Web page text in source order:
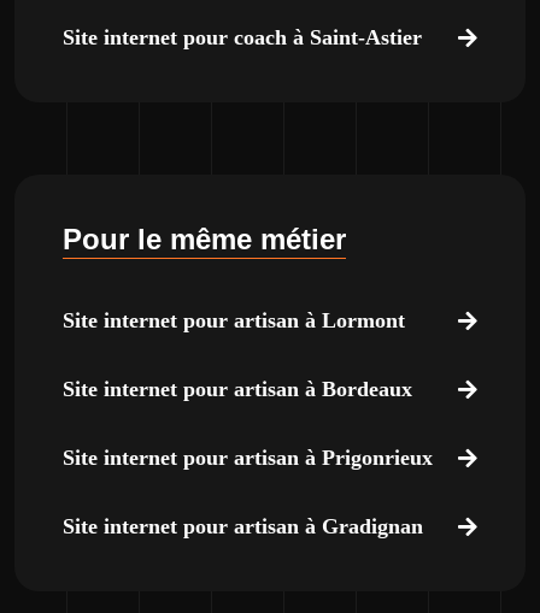
Site internet pour coach à Saint-Astier
Pour le même métier
Site internet pour artisan à Lormont
Site internet pour artisan à Bordeaux
Site internet pour artisan à Prigonrieux
Site internet pour artisan à Gradignan